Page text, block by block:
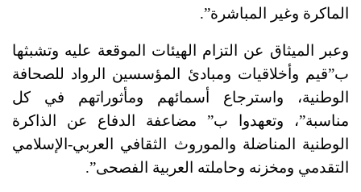
الماكرة وغير المباشرة”.
وعبر الميثاق عن التزام الهيئات الموقعة عليه وتشبثها
ب”قيم وأخلاقيات ومبادئ المؤسسين الرواد للصحافة
الوطنية، واسترجاع أسمائهم ومأثوراتهم في كل
مناسبة”، وتعهدوا ب” مضاعفة الدفاع عن الذاكرة
الوطنية المناضلة والموروث الثقافي العربي-الإسلامي
التقدمي ومخزنه وحاملته العربية الفصحى”.